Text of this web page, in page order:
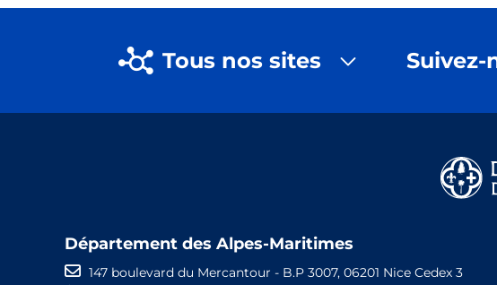
Tous nos sites Suivez-
Département des Alpes-Maritimes
147 boulevard du Mercantour - B.P 3007, 06201 Nice Cedex 3